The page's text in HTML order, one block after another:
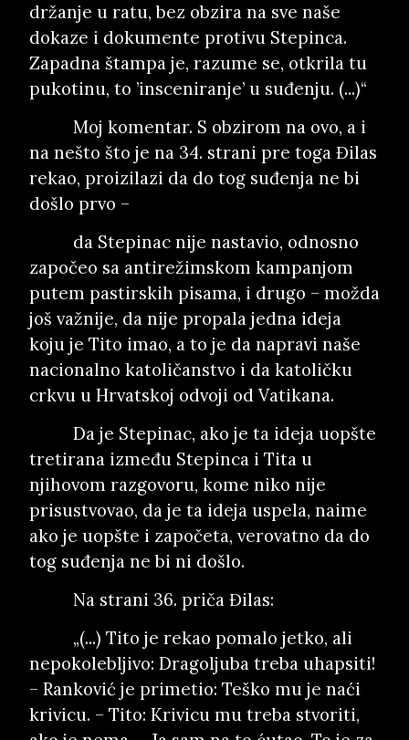
držanje u ratu, bez obzira na sve naše
dokaze i dokumente protivu Stepinca.
Zapadna štampa je, razume se, otkrila tu
pukotinu, to ’insceniranje’ u suđenju. (...)“
Moj komentar. S obzirom na ovo, a i
na nešto što je na 34. strani pre toga Đilas
rekao, proizilazi da do tog suđenja ne bi
došlo prvo –
da Stepinac nije nastavio, odnosno
započeo sa antirežimskom kampanjom
putem pastirskih pisama, i drugo – možda
još važnije, da nije propala jedna ideja
koju je Tito imao, a to je da napravi naše
nacionalno katoličanstvo i da katoličku
crkvu u Hrvatskoj odvoji od Vatikana.
Da je Stepinac, ako je ta ideja uopšte
tretirana između Stepinca i Tita u
njihovom razgovoru, kome niko nije
prisustvovao, da je ta ideja uspela, naime
ako je uopšte i započeta, verovatno da do
tog suđenja ne bi ni došlo.
Na strani 36. priča Đilas:
„(...) Tito je rekao pomalo jetko, ali
nepokolebljivo: Dragoljuba treba uhapsiti!
– Ranković je primetio: Teško mu je naći
krivicu. – Tito: Krivicu mu treba stvoriti,